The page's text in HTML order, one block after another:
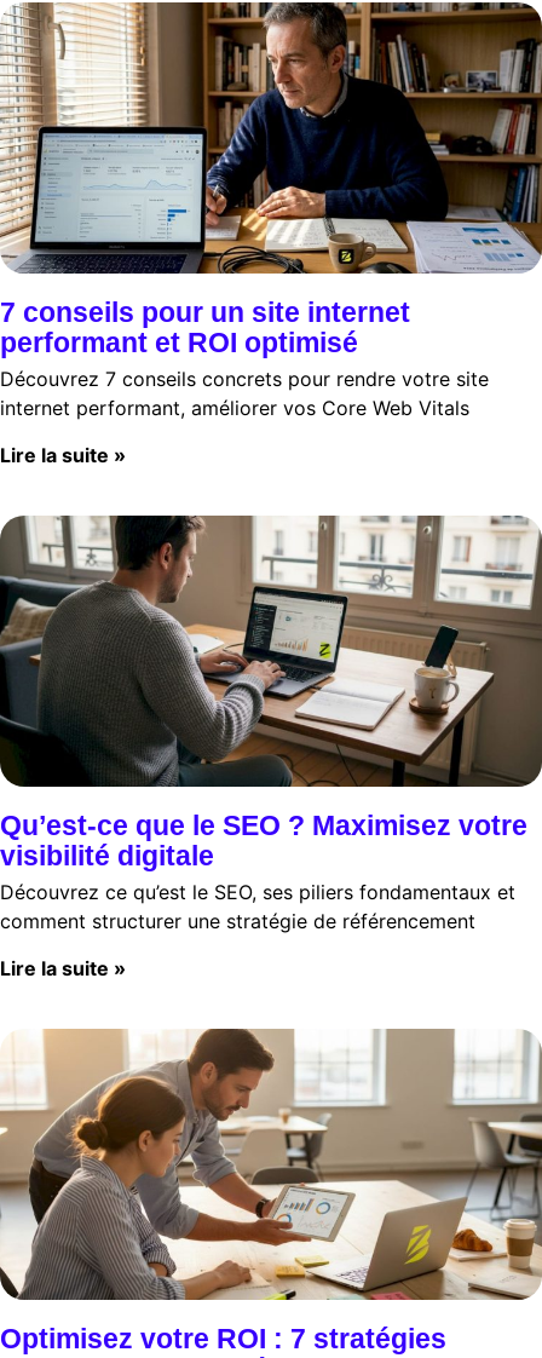
7 conseils pour un site internet
performant et ROI optimisé
Découvrez 7 conseils concrets pour rendre votre site
internet performant, améliorer vos Core Web Vitals
Lire la suite »
Qu’est-ce que le SEO ? Maximisez votre
visibilité digitale
Découvrez ce qu’est le SEO, ses piliers fondamentaux et
comment structurer une stratégie de référencement
Lire la suite »
Optimisez votre ROI : 7 stratégies